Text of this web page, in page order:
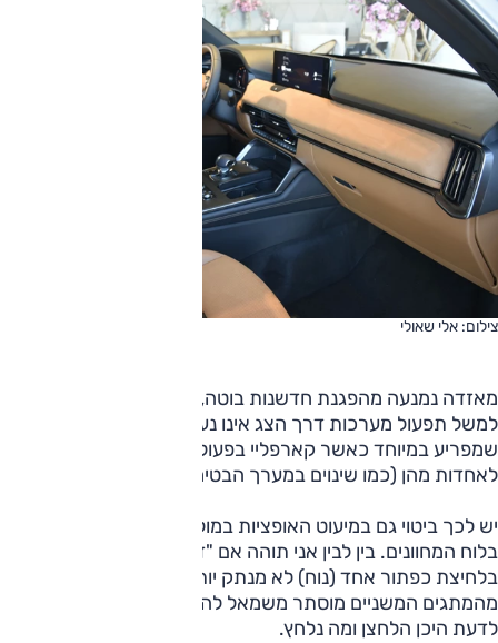
צילום: אלי שאולי
מאזדה נמנעה מהפגנת חדשנות בוטה, אבל אולי נמנעה מדי. כך
למשל תפעול מערכות דרך הצג אינו נעשה באמצעות מגע, מה
שמפריע במיוחד כאשר קארפליי בפעולה ואז קשה להגיע
לאחדות מהן (כמו שינוים במערך הבטיחות).
יש לכך ביטוי גם במיעוט האופציות במולטימדיה ובתצוגת המידע
בלוח המחוונים. בין לבין אני תוהה אם "דילול" מערך הבטיחות
בלחיצת כפתור אחד (נוח) לא מנתק יותר מדי דברים. חלק
מהמתגים המשניים מוסתר משמאל להגה ונמוך ממנו, כך שקשה
לדעת היכן הלחצן ומה נלחץ.